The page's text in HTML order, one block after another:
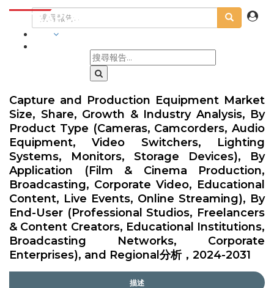
Capture and Production Equipment Market
Size, Share, Growth & Industry Analysis, By
Product Type (Cameras, Camcorders, Audio
Equipment, Video Switchers, Lighting
Systems, Monitors, Storage Devices), By
Application (Film & Cinema Production,
Broadcasting, Corporate Video, Educational
Content, Live Events, Online Streaming), By
End-User (Professional Studios, Freelancers
& Content Creators, Educational Institutions,
Broadcasting Networks, Corporate
Enterprises), and Regional分析，2024-2031
描述